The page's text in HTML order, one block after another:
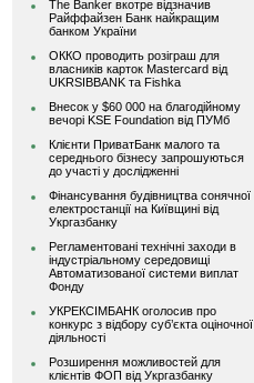
The Banker вкотре відзначив
Райффайзен Банк найкращим
банком України
ОККО проводить розіграш для
власників карток Mastercard від
UKRSIBBANK та Fishka
Внесок у $60 000 на благодійному
вечорі KSE Foundation від ПУМб
Клієнти ПриватБанк малого та
середнього бізнесу запрошуються
до участі у дослідженні
Фінансування будівництва сонячної
електростанції на Київщині від
Укргазбанку
Регламентовані технічні заходи в
індустріальному середовищі
Автоматизованої системи виплат
Фонду
УКРЕКСІМБАНК оголосив про
конкурс з відбору суб’єкта оціночної
діяльності
Розширення можливостей для
клієнтів ФОП від Укргазбанку